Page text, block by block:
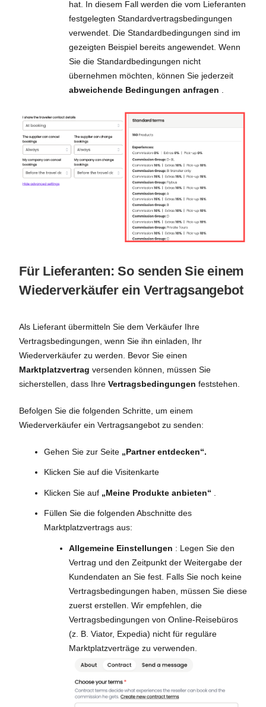
hat. In diesem Fall werden die vom Lieferanten
festgelegten Standardvertragsbedingungen
verwendet. Die Standardbedingungen sind im
gezeigten Beispiel bereits angewendet. Wenn
Sie die Standardbedingungen nicht
übernehmen möchten, können Sie jederzeit
abweichende Bedingungen anfragen
Für Lieferanten: So senden Sie einem
Wiederverkäufer ein Vertragsangebot
Als Lieferant übermitteln Sie dem Verkäufer Ihre
Vertragsbedingungen, wenn Sie ihn einladen, Ihr
Wiederverkäufer zu werden. Bevor Sie einen
Marktplatzvertrag versenden können, müssen Sie
sicherstellen, dass Ihre Vertragsbedingungen feststehen.
Befolgen Sie die folgenden Schritte, um einem
Wiederverkäufer ein Vertragsangebot zu senden:
Gehen Sie zur Seite „Partner entdecken“.
Klicken Sie auf die Visitenkarte
Klicken Sie auf „Meine Produkte anbieten“
Füllen Sie die folgenden Abschnitte des
Marktplatzvertrags aus:
Allgemeine Einstellungen : Legen Sie den
Vertrag und den Zeitpunkt der Weitergabe der
Kundendaten an Sie fest. Falls Sie noch keine
Vertragsbedingungen haben, müssen Sie diese
zuerst erstellen. Wir empfehlen, die
Vertragsbedingungen von Online-Reisebüros
(z. B. Viator, Expedia) nicht für reguläre
Marktplatzverträge zu verwenden.